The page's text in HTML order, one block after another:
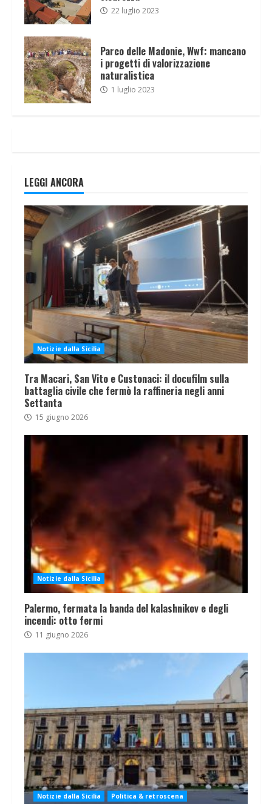
22 luglio 2023
Parco delle Madonie, Wwf: mancano
i progetti di valorizzazione
naturalistica
1 luglio 2023
LEGGI ANCORA
Notizie dalla Sicilia
Tra Macari, San Vito e Custonaci: il docufilm sulla
battaglia civile che fermò la raffineria negli anni
Settanta
15 giugno 2026
Notizie dalla Sicilia
Palermo, fermata la banda del kalashnikov e degli
incendi: otto fermi
11 giugno 2026
Notizie dalla Sicilia Politica & retroscena